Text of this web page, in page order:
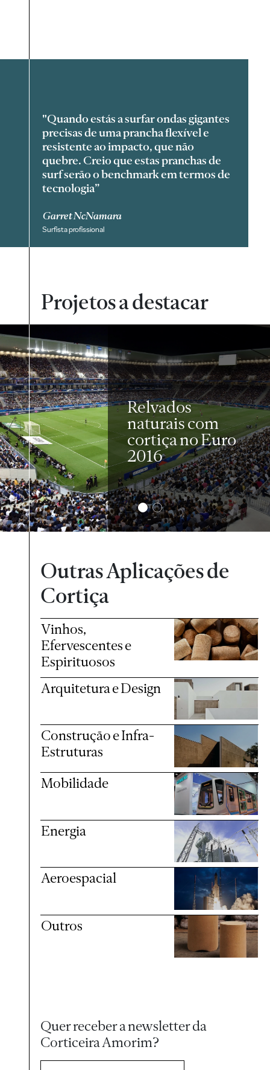
"Quando estás a surfar ondas gigantes
precisas de uma prancha flexível e
resistente ao impacto, que não
quebre. Creio que estas pranchas de
surf serão o benchmark em termos de
tecnologia”
Garret NcNamara
Surfista profissional
Projetos a destacar
Relvados
naturais com
cortiça no Euro
2016
Outras Aplicações de
Cortiça
Vinhos,
Efervescentes e
Espirituosos
Arquitetura e Design
Construção e Infra-
Estruturas
Mobilidade
Energia
Aeroespacial
Outros
Quer receber a newsletter da
Corticeira Amorim?